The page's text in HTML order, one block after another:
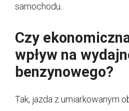
samochodu.
Czy
wpływ na
benzynowego?
Tak, jazda z umiarkowanym